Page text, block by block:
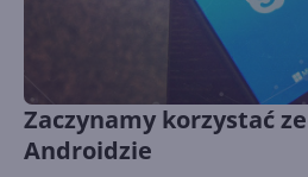
Zaczynamy korzystać
Androidzie